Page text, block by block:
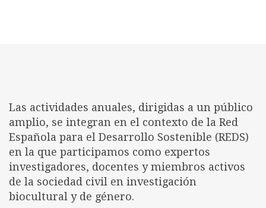
Las actividades anuales, dirigidas a un público
amplio, se integran en el contexto de la Red
Española para el Desarrollo Sostenible (REDS)
en la que participamos como expertos
investigadores, docentes y miembros activos
de la sociedad civil en investigación
biocultural y de género.